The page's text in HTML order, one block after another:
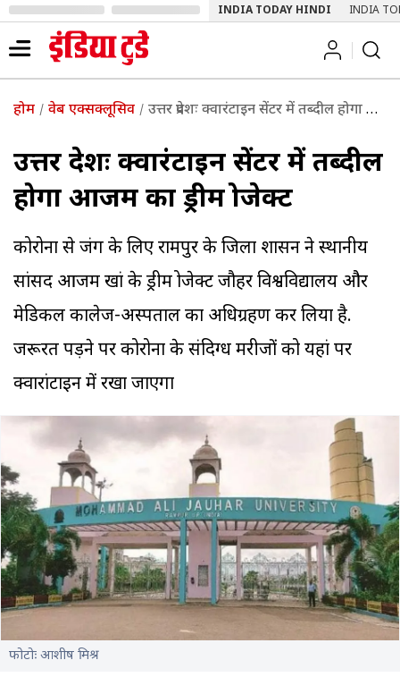
INDIA TODAY HINDI INDIA
होम वेब एक्सक्लूसिव उत्तर प्रदेशः क्वारंटाइन सेंटर में तब्दील होगा आजम का ड्रीम प्रोजेक्ट
उत्तर प्रदेशः क्वारंटाइन सेंटर में तब्दील
होगा आजम का ड्रीम प्रोजेक्ट
कोरोना से जंग के लिए रामपुर के जिला प्रशासन ने स्थानीय
सांसद आजम खां के ड्रीम प्रोजेक्ट जौहर विश्वविद्यालय और
मेडिकल कालेज-अस्पताल का अधिग्रहण कर लिया है.
जरूरत पड़ने पर कोरोना के संदिग्ध मरीजों को यहां पर
क्वारांटाइन में रखा जाएगा
फोटोः आशीष मिश्र